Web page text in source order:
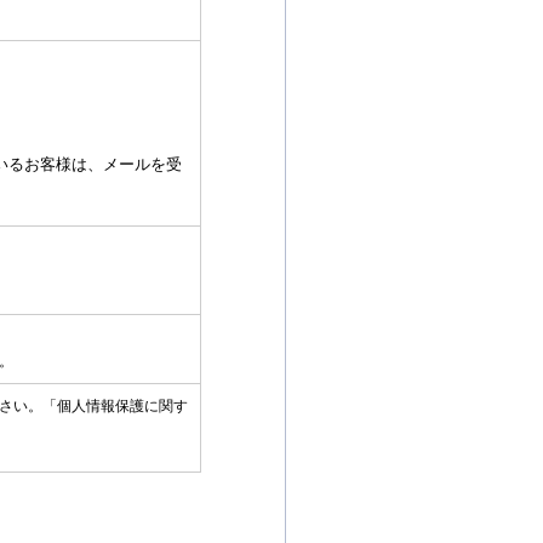
るお客様は、メールを受
い。「個人情報保護に関す